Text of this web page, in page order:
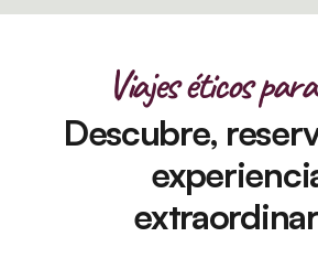
Viajes éticos
Descubre,